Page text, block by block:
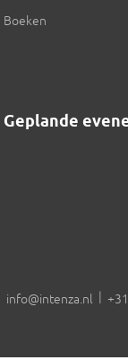
Boeken
Geplande
info@intenza.nl |